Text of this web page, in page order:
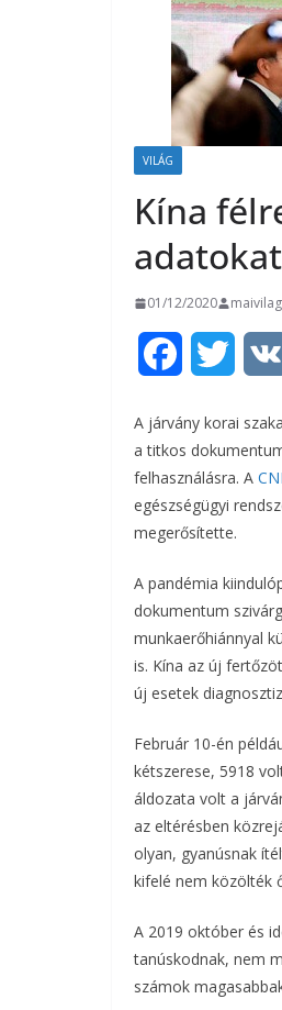
VILÁG
Kína
01/12/2020 maivilag
c
e
b
o
o
k
i
t
e
r
A járvány korai
a titkos
felhasználásra. A
egészségügyi
megerősítette.
A pandémia
dokumentum
munkaerőhiánnyal
is. Kína az új
új esetek
Február 10-én
kétszerese, 5918
áldozata volt a
az eltérésben
olyan, gyanúsnak
kifelé nem közölték
A 2019 október és
tanúskodnak, nem
számok